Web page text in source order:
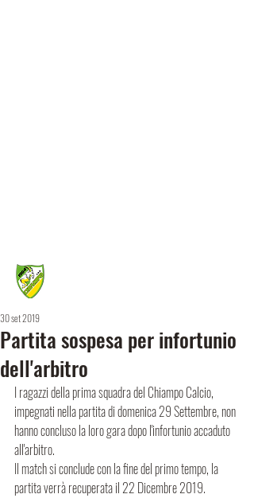
Partita sospesa per infortunio
dell'arbitro
30 set 2019
I ragazzi della prima squadra del Chiampo Calcio,
impegnati nella partita di domenica 29 Settembre, non
hanno concluso la loro gara dopo l'infortunio accaduto
all'arbitro.
Il match si conclude con la fine del primo tempo, la
partita verrà recuperata il 22 Dicembre 2019.